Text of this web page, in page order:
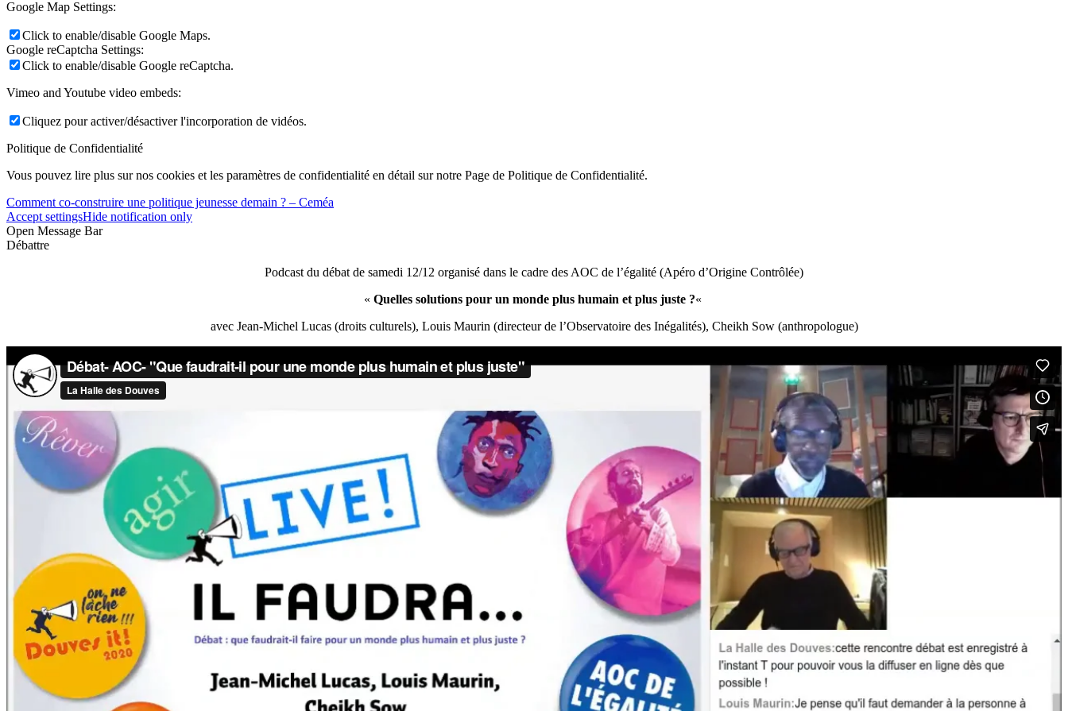
Google Map Settings:
Click to enable/disable Google Maps.
Google reCaptcha Settings:
Click to enable/disable Google reCaptcha.
Vimeo and Youtube video embeds:
Cliquez pour activer/désactiver l'incorporation de vidéos.
Politique de Confidentialité
Vous pouvez lire plus sur nos cookies et les paramètres de confidentialité en détail sur notre Page de Politique de Confidentialité.
Comment co-construire une politique jeunesse demain ? – Ceméa
Accept settingsHide notification only
Open Message Bar
Débattre
Podcast du débat de samedi 12/12 organisé dans le cadre des AOC de l’égalité (Apéro d’Origine Contrôlée)
« Quelles solutions pour un monde plus humain et plus juste ?«
avec Jean-Michel Lucas (droits culturels), Louis Maurin (directeur de l’Observatoire des Inégalités), Cheikh Sow (anthropologue)